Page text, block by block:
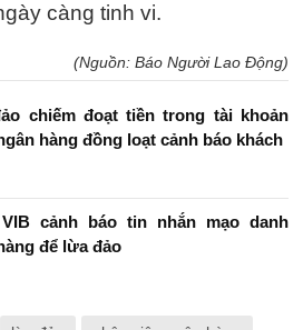
càng tinh vi.
(Nguồn: Báo Người Lao Động)
chiếm đoạt tiền trong tài khoản
hàng đồng loạt cảnh báo khách
cảnh báo tin nhắn mạo danh
để lừa đảo